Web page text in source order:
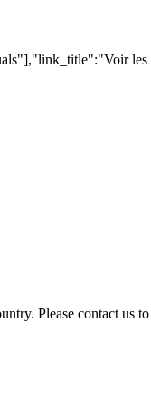
les
Please contact us